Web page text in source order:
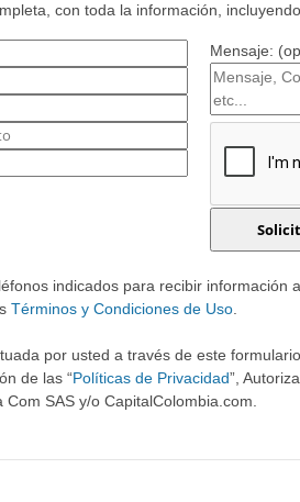
con toda la información,
Mensaje:
indicados para recibir información
Términos y Condiciones de Uso
por usted a través de este
de las “Políticas de Privacidad”,
Com SAS y/o CapitalColombia.com.